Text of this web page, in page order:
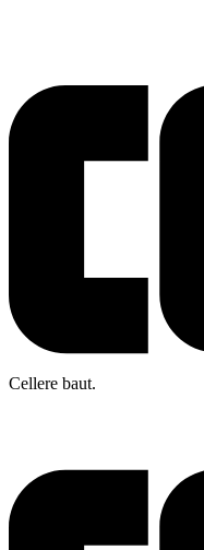
Cellere baut.